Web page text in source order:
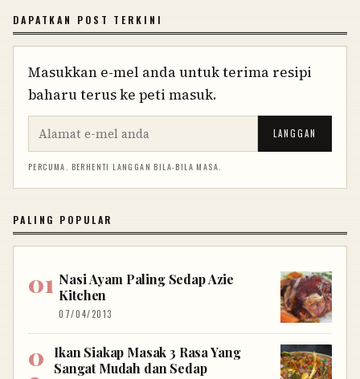
DAPATKAN POST TERKINI
Masukkan e-mel anda untuk terima resipi
baharu terus ke peti masuk.
LANGGAN
PERCUMA. BERHENTI LANGGAN BILA-BILA MASA.
PALING POPULAR
Nasi Ayam Paling Sedap Azie
Kitchen
07/04/2013
Ikan Siakap Masak 3 Rasa Yang
Sangat Mudah dan Sedap